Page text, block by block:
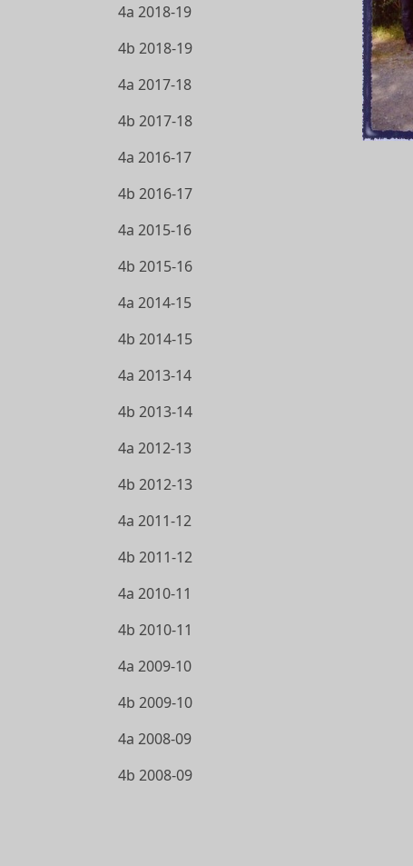
4a 2018-19
4b 2018-19
4a 2017-18
4b 2017-18
4a 2016-17
4b 2016-17
4a 2015-16
4b 2015-16
4a 2014-15
4b 2014-15
4a 2013-14
4b 2013-14
4a 2012-13
4b 2012-13
4a 2011-12
4b 2011-12
4a 2010-11
4b 2010-11
4a 2009-10
4b 2009-10
4a 2008-09
4b 2008-09